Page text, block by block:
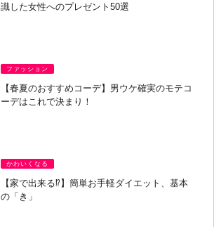
識した女性へのプレゼント50選
ファッション
【春夏のおすすめコーデ】男ウケ確実のモテコ
ーデはこれで決まり！
かわいくなる
【家で出来る⁉︎】簡単お手軽ダイエット、基本
の「き」